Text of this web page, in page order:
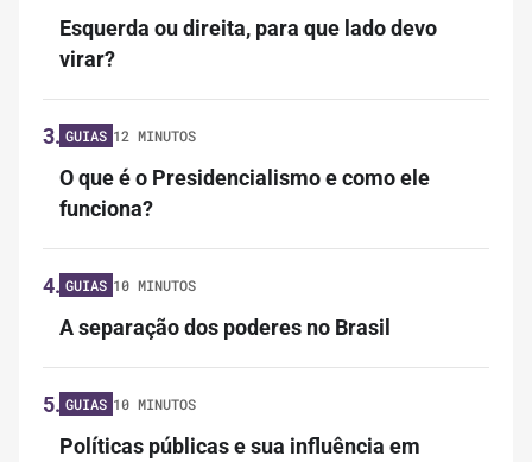
Esquerda ou direita, para que lado devo
virar?
3. GUIAS 12 MINUTOS
O que é o Presidencialismo e como ele
funciona?
4. GUIAS 10 MINUTOS
A separação dos poderes no Brasil
5. GUIAS 10 MINUTOS
Políticas públicas e sua influência em